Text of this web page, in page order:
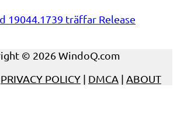
19044.1739 träffar Release
© 2026 WindoQ.com
PRIVACY POLICY | DMCA | ABOUT